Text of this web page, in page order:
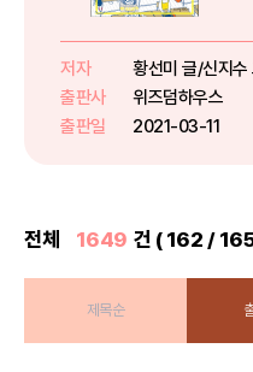
이입
나
전학
저자
황선미 글/신지
출판사
위즈덤하우스
출판일
2021-03-11
전체 1649 건 ( 162 /
제목순